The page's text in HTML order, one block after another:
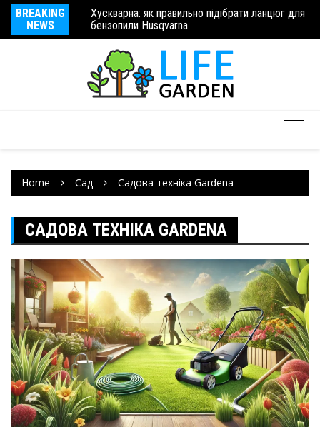
BREAKING
NEWS
Хускварна: як правильно підібрати ланцюг для
бензопили Husqvarna
Запчастини для сільськогосподарської техніки
Home Сад Садова техніка Gardena
САДОВА ТЕХНІКА GARDENA